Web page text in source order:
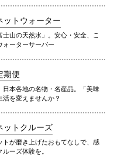
ットウォーター
士山の天然水」。安心・安全、こ
ォーターサーバー
期便
日本各地の名物・名産品。「美味
活を変えませんか？
ットクルーズ
トが磨き上げたおもてなしで、感
ーズ体験を。